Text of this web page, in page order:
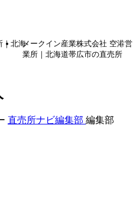
｜北海メークイン産業株式会社 空港営
業所｜北海道帯広市の直売所
直売所ナビ編集部 編集部